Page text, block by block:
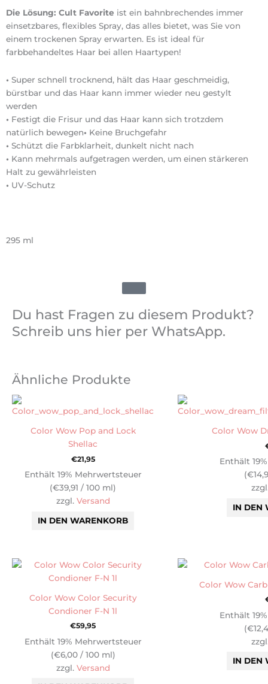
Die Lösung: Cult Favorite ist ein bahnbrechendes immer
einsetzbares, flexibles Spray, das alles bietet, was Sie von
einem trockenen Spray erwarten. Es ist ideal für
farbbehandeltes Haar bei allen Haartypen!
• Super schnell trocknend, hält das Haar geschmeidig,
bürstbar und das Haar kann immer wieder neu gestylt
werden
• Festigt die Frisur und das Haar kann sich trotzdem
natürlich bewegen• Keine Bruchgefahr
• Schützt die Farbklarheit, dunkelt nicht nach
• Kann mehrmals aufgetragen werden, um einen stärkeren
Halt zu gewährleisten
• UV-Schutz
295 ml
Du hast Fragen zu diesem Produkt?
Schreib uns hier per WhatsApp.
Ähnliche Produkte
Color Wow Pop and Lock
Shellac
€21,95
Enthält 19% Mehrwertsteuer
(€39,91 / 100 ml)
zzgl. Versand
IN DEN WARENKORB
Color Wow
Enthält
(€
IN DEN
Color Wow Color Security
Condioner F-N 1l
€59,95
Enthält 19% Mehrwertsteuer
(€6,00/ 100 ml)
zzgl. Versand
Color Wow
Enthält
(€
IN DEN